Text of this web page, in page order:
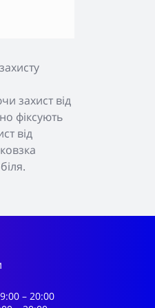
захист від
фіксують
від
– 20:00